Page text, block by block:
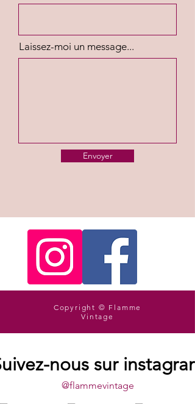
Laissez-moi un message...
Envoyer
Copyright © Flamme
Vintage
nous sur instagram
@flammevintage